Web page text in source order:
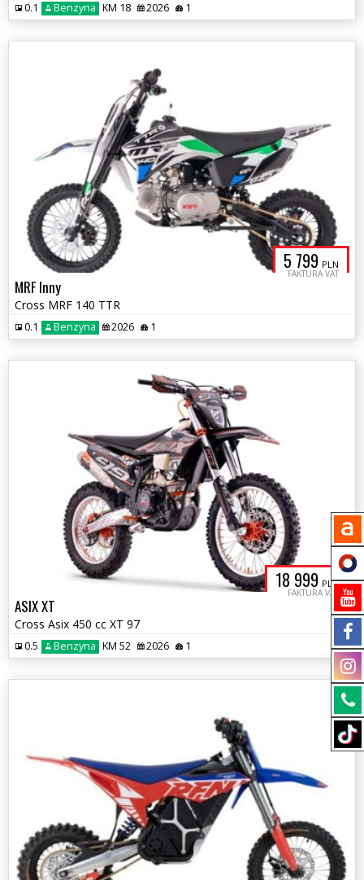
0.1 Benzyna KM 18 2026 1
5 799 PLN
FAKTURA VAT
MRF Inny
Cross MRF 140 TTR
0.1 Benzyna 2026 1
18 999 PLN
FAKTURA VAT
ASIX XT
Cross Asix 450 cc XT 97
0.5 Benzyna KM 52 2026 1